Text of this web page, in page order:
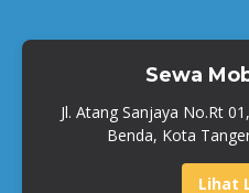
Sewa
Jl. Atang Sanjaya No.Rt
Benda, Kota
Lihat